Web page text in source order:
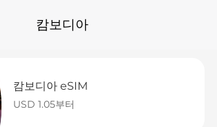
캄보디아
캄보디아 eSIM
USD 1.05부터